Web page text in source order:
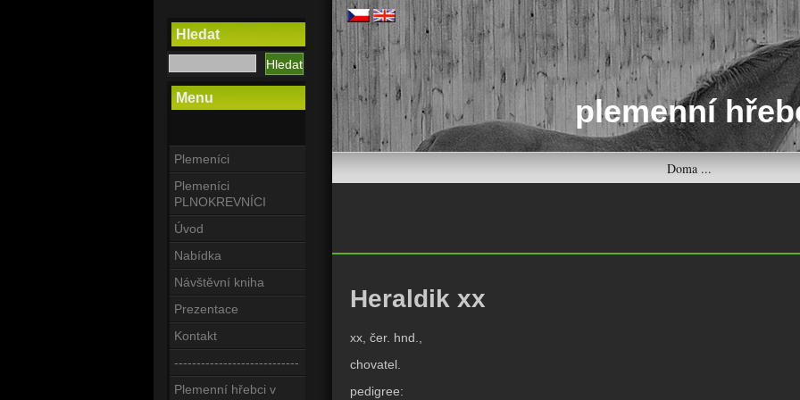
plemenní
Doma ...
Hledat
Menu
Plemeníci
Plemeníci
PLNOKREVNÍCI
Úvod
Nabídka
Návštěvní kniha
Prezentace
Kontakt
----------------------------
Plemenní hřebci v
Heraldik xx
xx, čer. hnd.,
chovatel.
pedigree: